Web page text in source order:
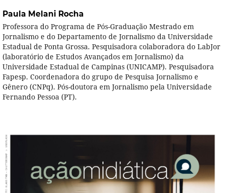
Paula Melani Rocha
Professora do Programa de Pós-Graduação Mestrado em
Jornalismo e do Departamento de Jornalismo da Universidade
Estadual de Ponta Grossa. Pesquisadora colaboradora do LabJor
(laboratório de Estudos Avançados em Jornalismo) da
Universidade Estadual de Campinas (UNICAMP). Pesquisadora
Fapesp. Coordenadora do grupo de Pesquisa Jornalismo e
Gênero (CNPq). Pós-doutora em Jornalismo pela Universidade
Fernando Pessoa (PT).